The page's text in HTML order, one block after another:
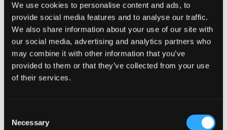
We use cookies to personalise content and ads, to
provide social media features and to analyse our traffic.
We also share information about your use of our site with
our social media, advertising and analytics partners who
may combine it with other information that you’ve
provided to them or that they’ve collected from your use
of their services.
Selection
Necessary
VIGNETI